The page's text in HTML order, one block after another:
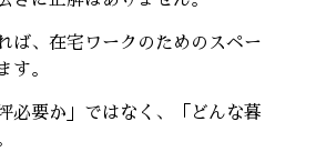
ば、在宅ワークのためのスペー
す。
必要か」ではなく、「どんな暮